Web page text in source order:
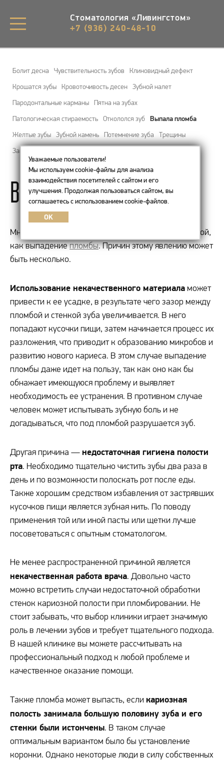
Стоматология «Ливингстом»
+7 (936) 240-48-10
Болит десна Чувствительность зубов
Клиновидный дефект
Крошатся зубы
Кровоточивость десен
Зубной налет
Пародонтальные карманы
Пятна на зубах
Патологическая стираемость
Откололся зуб
Выпала пломба
Желтые зубы
Зубной камень Потемнение зуба
Трещины
Запах изо рта
Выпала пломба
Многие сталкивались с такой неприятной проблемой,
как выпадениепломбы. Причин этому явлению может
быть несколько.
Использование некачественного материала может
привести к ее усадке, в результате чего зазор между
пломбой и стенкой зуба увеличивается. В него
попадают кусочки пищи, затем начинается процесс их
разложения, что приводит к образованию микробов и
развитию нового кариеса. В этом случае выпадение
пломбы даже идет на пользу, так как оно как бы
обнажает имеющуюся проблему и выявляет
необходимость ее устранения. В противном случае
человек может испытывать зубную боль и не
догадываться, что под пломбой разрушается зуб.
Другая причина — недостаточная гигиена полости
рта. Необходимо тщательно чистить зубы два раза в
день и по возможности полоскать рот после еды.
Также хорошим средством избавления от застрявших
кусочков пищи является зубная нить. По поводу
применения той или иной пасты или щетки лучше
посоветоваться с опытным стоматологом.
Не менее распространенной причиной является
некачественная работа врача. Довольно часто
можно встретить случаи недостаточной обработки
стенок кариозной полости при пломбировании. Не
стоит забывать, что выбор клиники играет значимую
роль в лечении зубов и требует тщательного подхода.
В нашей клинике вы можете рассчитывать на
профессиональный подход к любой проблеме и
качественное оказание помощи.
Также пломба может выпасть, если кариозная
полость занимала большую половину зуба и его
стенки были истончены. В таком случае
оптимальным вариантом было бы установление
коронки. Однако некоторые люди в силу собственных
Уважаемые пользователи!
Мы используем cookie-файлы для анализа
взаимодействия посетителей с сайтом и его
улучшения. Продолжая пользоваться сайтом, вы
соглашаетесь с использованием cookie-файлов.
OK